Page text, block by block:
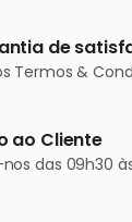
de
Termos &
ao Cliente
das 09h30